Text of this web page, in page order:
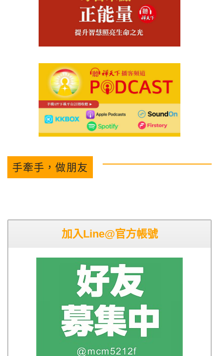
手牽手，做朋友
加入Line@官方帳號